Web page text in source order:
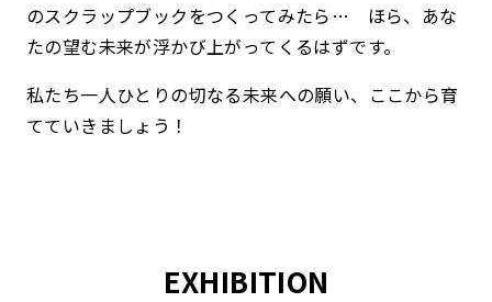
のスクラップブックをつくってみたら… ほら、あな
たの望む未来が浮かび上がってくるはずです。
私たち一人ひとりの切なる未来への願い、ここから育
てていきましょう！
EXHIBITION